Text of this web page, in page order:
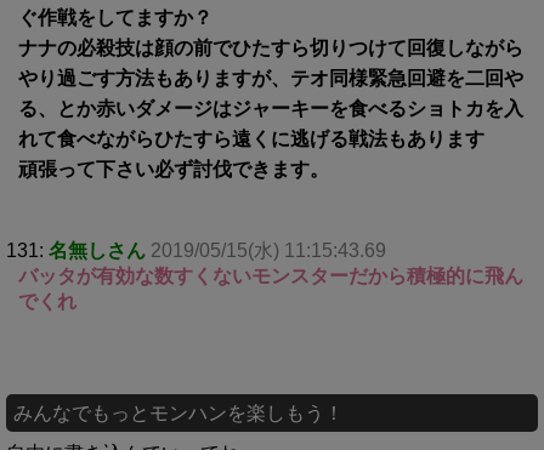
ぐ作戦をしてますか？
ナナの必殺技は顔の前でひたすら切りつけて回復しながら
やり過ごす方法もありますが、テオ同様緊急回避を二回や
る、とか赤いダメージはジャーキーを食べるショトカを入
れて食べながらひたすら遠くに逃げる戦法もあります
頑張って下さい必ず討伐できます。
131: 名無しさん 2019/05/15(水) 11:15:43.69
バッタが有効な数すくないモンスターだから積極的に飛ん
でくれ
みんなでもっとモンハンを楽しもう！